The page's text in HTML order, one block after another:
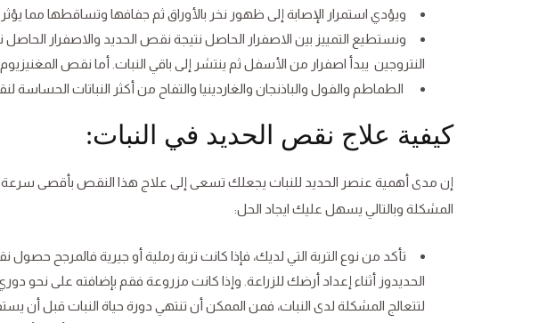
ويؤدي استمرار الإصابة إلى ظهور نخر بالأوراق ثم جفافها وتساقطها مما يؤثر
ونستطيع التمييز بين الاصفرار الحاصل نتيجة نقص الحديد والاصفرار
النتروجين يبدأ اصفرار من الأسفل ثم ينتشر إلى باقي النبات. أما نقص المغنيزيوم
الطماطم والفول والباذنجان والغاردينيا والتفاح من أكثر النباتات الحساسة
كيفية علاج نقص الحديد في النبات:
إن مدى أهمية عنصر الحديد للنبات يجعلك تسعى إلى علاج هذا النقص بأقصى
المشكلة وبالتالي يسهل عليك ايجاد الحل:
تأكد من نوع التربة التي لديك، فإذا كانت تربة رملية أو جيرية فالمرجح
الحديدوز أثناء إعداد أرضك للزراعة. وإذا كانت مزروعة فقم بإضافته على نحو
لتتعالج المشكلة لدى النبات، فمن الممكن أن تنتهي دورة حياة النبات قبل أن